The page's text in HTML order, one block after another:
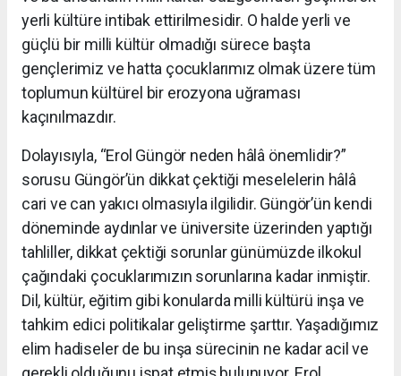
yerli kültüre intibak ettirilmesidir. O halde yerli ve
güçlü bir milli kültür olmadığı sürece başta
gençlerimiz ve hatta çocuklarımız olmak üzere tüm
toplumun kültürel bir erozyona uğraması
kaçınılmazdır.
Dolayısıyla, “Erol Güngör neden hâlâ önemlidir?”
sorusu Güngör’ün dikkat çektiği meselelerin hâlâ
cari ve can yakıcı olmasıyla ilgilidir. Güngör’ün kendi
döneminde aydınlar ve üniversite üzerinden yaptığı
tahliller, dikkat çektiği sorunlar günümüzde ilkokul
çağındaki çocuklarımızın sorunlarına kadar inmiştir.
Dil, kültür, eğitim gibi konularda milli kültürü inşa ve
tahkim edici politikalar geliştirme şarttır. Yaşadığımız
elim hadiseler de bu inşa sürecinin ne kadar acil ve